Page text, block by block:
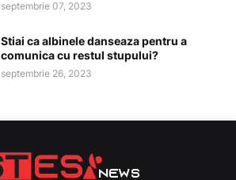
septembrie 07, 2023
Stiai ca albinele danseaza pentru a
comunica cu restul stupului?
septembrie 26, 2023